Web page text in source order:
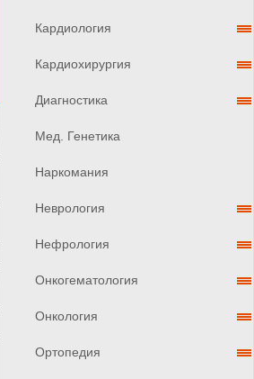
Кардиология
Кардиохирургия
Диагностика
Мед. Генетика
Наркомания
Неврология
Нефрология
Онкогематология
Онкология
Ортопедия
операции», - добавила
этого подхода», -
в Нью-Йорке, говорят,
голландского
в Голландии.
было как минимум